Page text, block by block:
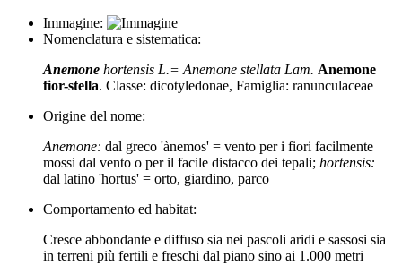
Immagine:
Nomenclatura e sistematica:
Anemone hortensis L.= Anemone stellata Lam. Anemone
fior-stella. Classe: dicotyledonae, Famiglia: ranunculaceae
Origine del nome:
Anemone: dal greco 'ànemos' = vento per i fiori facilmente
mossi dal vento o per il facile distacco dei tepali; hortensis:
dal latino 'hortus' = orto, giardino, parco
Comportamento ed habitat:
Cresce abbondante e diffuso sia nei pascoli aridi e sassosi sia
in terreni più fertili e freschi dal piano sino ai 1.000 metri